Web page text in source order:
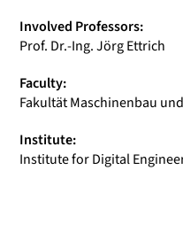
Involved Professors:
Prof. Dr.-Ing. Jörg Ettrich
Faculty:
Fakultät Maschinenbau
Institute:
Institute for Digital